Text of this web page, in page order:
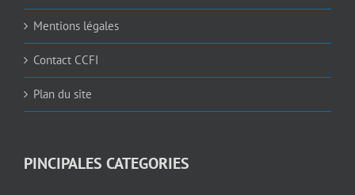
Mentions légales
Contact CCFI
Plan du site
PINCIPALES CATEGORIES